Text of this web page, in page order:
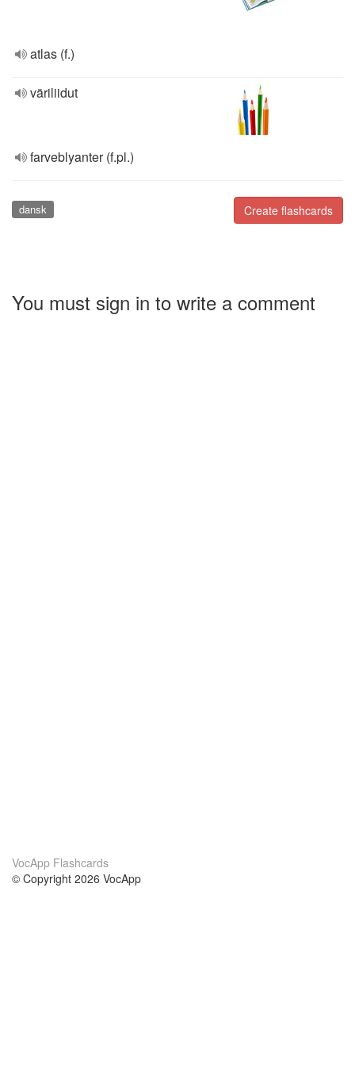
atlas (f.)
väriliidut
farveblyanter (f.pl.)
Create flashcards
dansk
You must sign in to write a comment
VocApp Flashcards
© Copyright 2026 VocApp